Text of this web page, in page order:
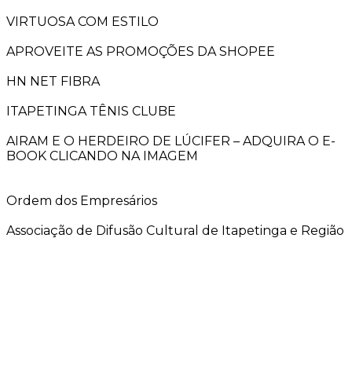
VIRTUOSA COM ESTILO
APROVEITE AS PROMOÇÕES DA SHOPEE
HN NET FIBRA
ITAPETINGA TÊNIS CLUBE
AIRAM E O HERDEIRO DE LÚCIFER – ADQUIRA O E-
BOOK CLICANDO NA IMAGEM
Ordem dos Empresários
Associação de Difusão Cultural de Itapetinga e Região